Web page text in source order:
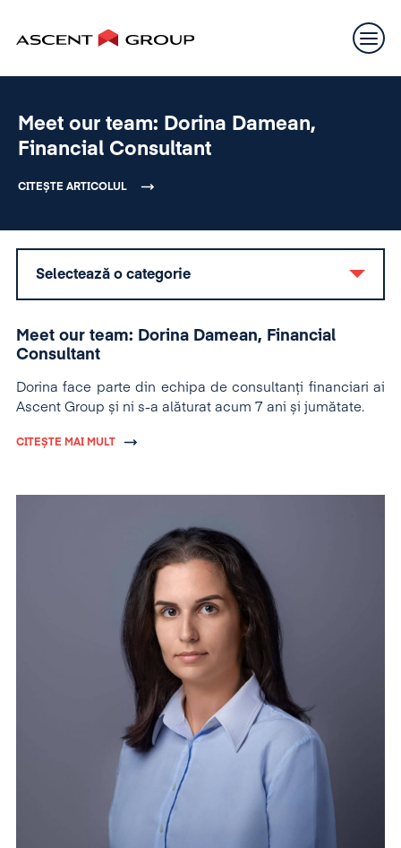
Meet our team: Dorina Damean,
Financial Consultant
CITEȘTE ARTICOLUL
Selectează o categorie
Meet our team: Dorina Damean, Financial
Consultant
Dorina face parte din echipa de consultanți financiari ai
Ascent Group și ni s-a alăturat acum 7 ani și jumătate.
CITEȘTE MAI MULT